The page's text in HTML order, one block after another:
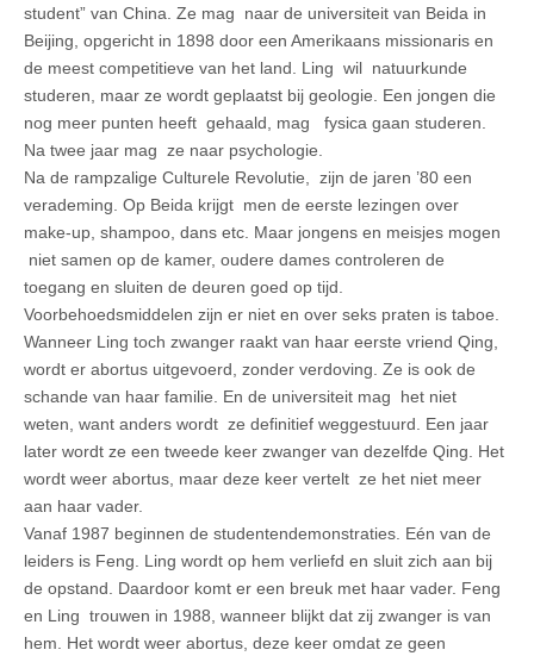
student” van China. Ze mag naar de universiteit van Beida in
Beijing, opgericht in 1898 door een Amerikaans missionaris en
de meest competitieve van het land. Ling wil natuurkunde
studeren, maar ze wordt geplaatst bij geologie. Een jongen die
nog meer punten heeft gehaald, mag fysica gaan studeren.
Na twee jaar mag ze naar psychologie.
Na de rampzalige Culturele Revolutie, zijn de jaren ’80 een
verademing. Op Beida krijgt men de eerste lezingen over
make-up, shampoo, dans etc. Maar jongens en meisjes mogen
niet samen op de kamer, oudere dames controleren de
toegang en sluiten de deuren goed op tijd.
Voorbehoedsmiddelen zijn er niet en over seks praten is taboe.
Wanneer Ling toch zwanger raakt van haar eerste vriend Qing,
wordt er abortus uitgevoerd, zonder verdoving. Ze is ook de
schande van haar familie. En de universiteit mag het niet
weten, want anders wordt ze definitief weggestuurd. Een jaar
later wordt ze een tweede keer zwanger van dezelfde Qing. Het
wordt weer abortus, maar deze keer vertelt ze het niet meer
aan haar vader.
Vanaf 1987 beginnen de studentendemonstraties. Eén van de
leiders is Feng. Ling wordt op hem verliefd en sluit zich aan bij
de opstand. Daardoor komt er een breuk met haar vader. Feng
en Ling trouwen in 1988, wanneer blijkt dat zij zwanger is van
hem. Het wordt weer abortus, deze keer omdat ze geen